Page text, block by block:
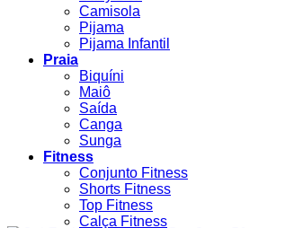
Camisola
Pijama
Pijama Infantil
Praia
Biquíni
Maiô
Saída
Canga
Sunga
Fitness
Conjunto Fitness
Shorts Fitness
Top Fitness
Calça Fitness